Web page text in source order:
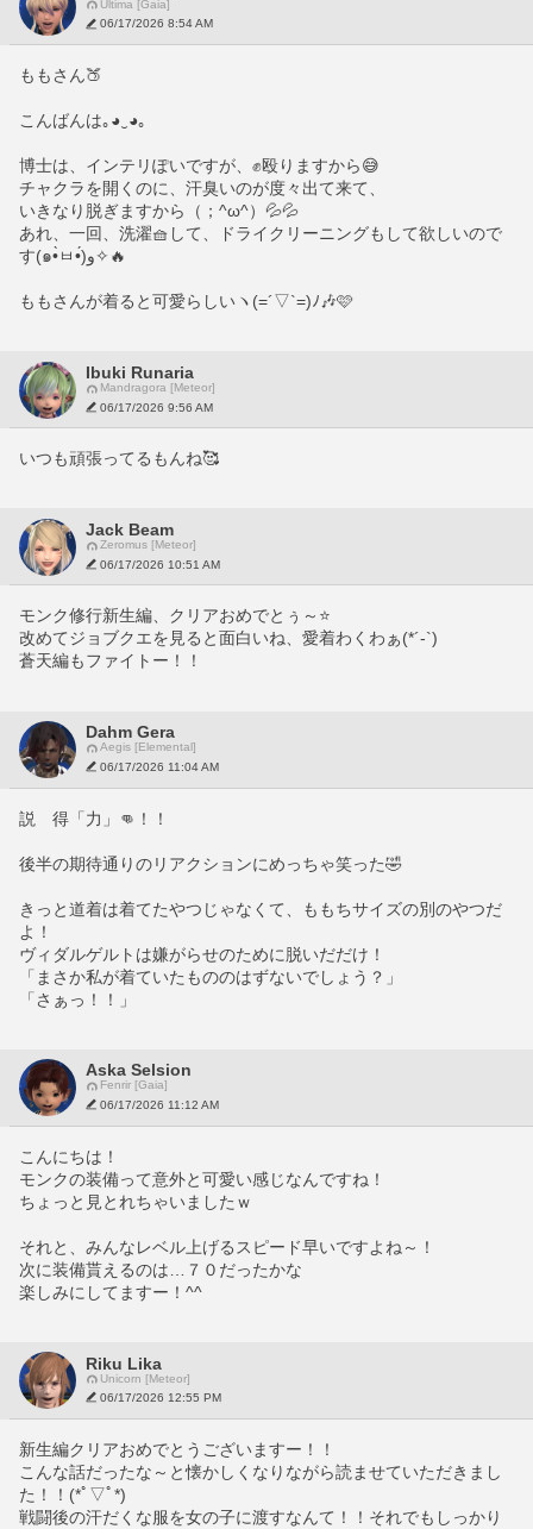
Ultima [Gaia]
06/17/2026 8:54 AM
ももさん🍑
こんばんは｡⁠◕⁠‿⁠◕⁠｡
博士は、インテリぽいですが、✊️殴りますから😅
チャクラを開くのに、汗臭いのが度々出て来て、
いきなり脱ぎますから（；^ω^）💦💦
あれ、一回、洗濯🧺して、ドライクリーニングもして欲しいので
す(๑•̀ㅂ•́)و✧🔥
ももさんが着ると可愛らしいヽ(=´▽`=)ﾉ🎶🩷
Ibuki Runaria
Mandragora [Meteor]
06/17/2026 9:56 AM
いつも頑張ってるもんね🥰
Jack Beam
Zeromus [Meteor]
06/17/2026 10:51 AM
モンク修行新生編、クリアおめでとぅ～⭐️
改めてジョブクエを見ると面白いね、愛着わくわぁ(*´-`)
蒼天編もファイトー！！
Dahm Gera
Aegis [Elemental]
06/17/2026 11:04 AM
説　得「力」👊！！
後半の期待通りのリアクションにめっちゃ笑った🤣
きっと道着は着てたやつじゃなくて、ももちサイズの別のやつだ
よ！
ヴィダルゲルトは嫌がらせのために脱いだだけ！
「まさか私が着ていたもののはずないでしょう？」
「さぁっ！！」
Aska Selsion
Fenrir [Gaia]
06/17/2026 11:12 AM
こんにちは！
モンクの装備って意外と可愛い感じなんですね！
ちょっと見とれちゃいましたｗ
それと、みんなレベル上げるスピード早いですよね～！
次に装備貰えるのは…７０だったかな
楽しみにしてますー！^^
Riku Lika
Unicorn [Meteor]
06/17/2026 12:55 PM
新生編クリアおめでとうございますー！！
こんな話だったな～と懐かしくなりながら読ませていただきまし
た！！(*ﾟ▽ﾟ*)
戦闘後の汗だくな服を女の子に渡すなんて！！それでもしっかり